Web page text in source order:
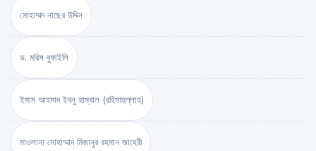
মোহাম্মদ নাছের উদ্দিন
ড. মরিস বুকাইলি
ইমাম আহমাদ ইবনু হাম্বাল (রহিমাহুল্লাহ)
মাওলানা মোহাম্মাদ মিজানুর রহমান জাহেরী